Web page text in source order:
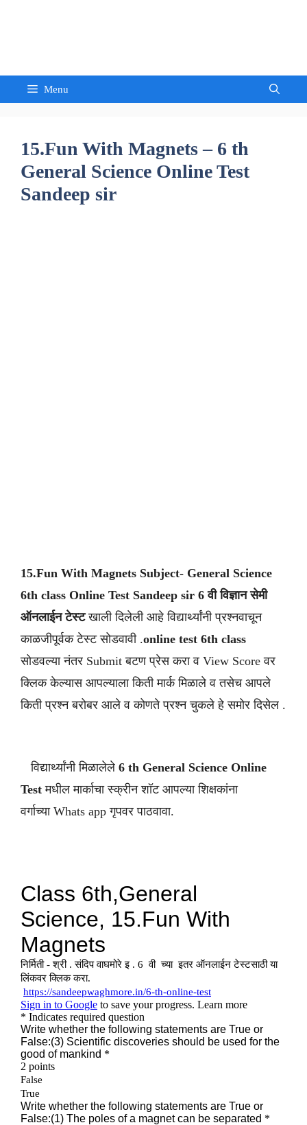
Menu
15.Fun With Magnets – 6 th
General Science Online Test
Sandeep sir
15.Fun With Magnets Subject- General Science
6th class Online Test Sandeep sir 6 वीविज्ञान सेमी
ऑनलाईन टेस्टखाली दिलेली आहे विद्यार्थ्यांनी प्रश्नवाचून
काळजीपूर्वक टेस्ट सोडवावी .online test 6th class
सोडवल्या नंतर Submit बटण प्रेस करा व View Score वर
क्लिक केल्यास आपल्याला किती मार्क मिळाले व तसेच आपले
किती प्रश्न बरोबर आले व कोणते प्रश्न चुकले हे समोर दिसेल .
विद्यार्थ्यांनी मिळालेले 6 th General Science Online
Test मधील मार्काचा स्क्रीन शॉट आपल्या शिक्षकांना
वर्गाच्या Whats app गृपवर पाठवावा.